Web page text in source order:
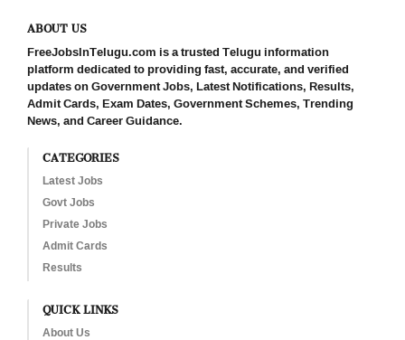
ABOUT US
FreeJobsInTelugu.com is a trusted Telugu information
platform dedicated to providing fast, accurate, and verified
updates on Government Jobs, Latest Notifications, Results,
Admit Cards, Exam Dates, Government Schemes, Trending
News, and Career Guidance.
CATEGORIES
Latest Jobs
Govt Jobs
Private Jobs
Admit Cards
Results
QUICK LINKS
About Us